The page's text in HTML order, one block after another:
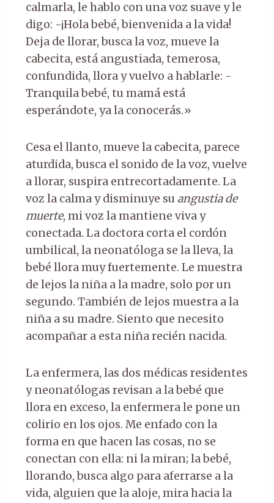
calmarla, le hablo con una voz suave y le
digo: -¡Hola bebé, bienvenida a la vida!
Deja de llorar, busca la voz, mueve la
cabecita, está angustiada, temerosa,
confundida, llora y vuelvo a hablarle: -
Tranquila bebé, tu mamá está
esperándote, ya la conocerás.»
Cesa el llanto, mueve la cabecita, parece
aturdida, busca el sonido de la voz, vuelve
a llorar, suspira entrecortadamente. La
voz la calma y disminuye su angustia de
muerte, mi voz la mantiene viva y
conectada. La doctora corta el cordón
umbilical, la neonatóloga se la lleva, la
bebé llora muy fuertemente. Le muestra
de lejos la niña a la madre, solo por un
segundo. También de lejos muestra a la
niña a su madre. Siento que necesito
acompañar a esta niña recién nacida.
La enfermera, las dos médicas residentes
y neonatólogas revisan a la bebé que
llora en exceso, la enfermera le pone un
colirio en los ojos. Me enfado con la
forma en que hacen las cosas, no se
conectan con ella: ni la miran; la bebé,
llorando, busca algo para aferrarse a la
vida, alguien que la aloje, mira hacia la